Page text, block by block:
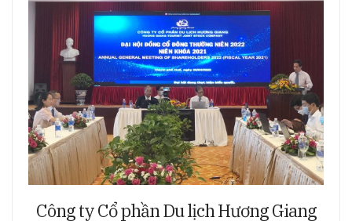
Công ty Cổ phần Du lịch Hương Giang